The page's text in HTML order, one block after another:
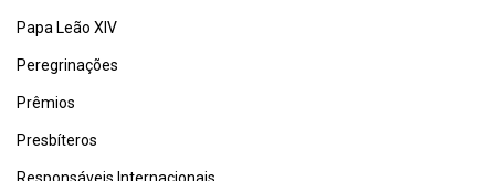
Papa Leão XIV
Peregrinações
Prêmios
Presbíteros